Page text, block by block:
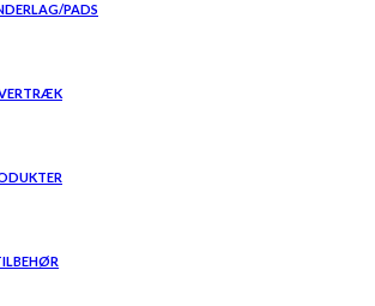
PADS